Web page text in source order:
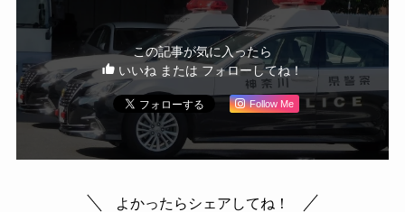
この記事が気に入ったら
いいね または フォローしてね！
Follow Me
よかったらシェアしてね！